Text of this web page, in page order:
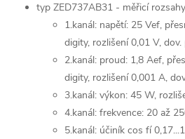
typ ZED737AB31 - měřicí
1.kanál: napětí: 25 Vef,
digity, rozlišení 0,01 V,
2.kanál: proud: 1,8 Aef,
digity, rozlišení 0,001 A,
3.kanál: výkon: 45 W,
4.kanál: frekvence: 20 až
5.kanál: účiník cos fí